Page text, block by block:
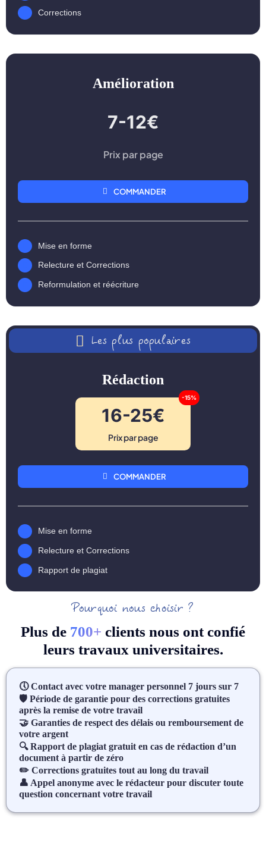
Corrections
Amélioration
7-12€
Prix par page
COMMANDER
Mise en forme
Relecture et Corrections
Reformulation et réécriture
Les plus populaires
Rédaction
16-25€
Prix par page
-15%
COMMANDER
Mise en forme
Relecture et Corrections
Rapport de plagiat
Pourquoi nous choisir ?
Plus de 700+ clients nous ont confié
leurs travaux universitaires.
🕔 Contact avec votre manager personnel 7 jours sur 7
🛡 Période de garantie pour des corrections gratuites
après la remise de votre travail
🤝 Garanties de respect des délais ou remboursement de
votre argent
🔍 Rapport de plagiat gratuit en cas de rédaction d’un
document à partir de zéro
✏️ Corrections gratuites tout au long du travail
👤 Appel anonyme avec le rédacteur pour discuter toute
question concernant votre travail